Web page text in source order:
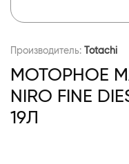
Производитель: Totachi
МОТОРНОЕ
NIRO FINE
19Л